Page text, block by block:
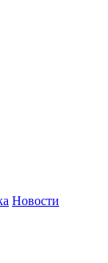
Новости